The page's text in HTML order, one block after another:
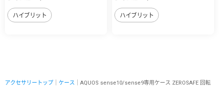
ハイブリット ハイブリット
アクセサリートップ ケース ｜AQUOS sense10/sense9専用ケース ZEROSAFE 回転